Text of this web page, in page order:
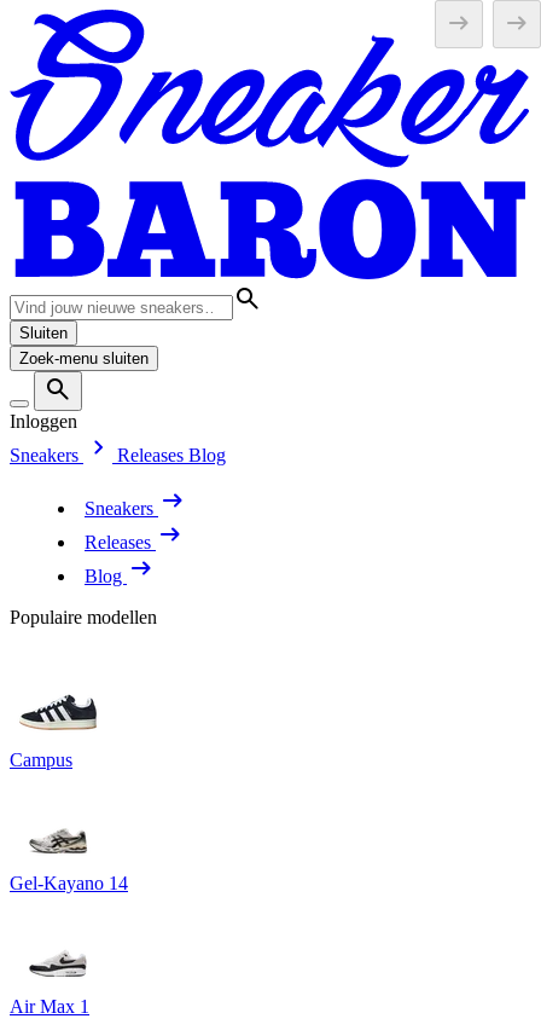
Sluiten
Zoek-menu sluiten
Inloggen
Sneakers
Releases Blog
Sneakers
Releases
Blog
Populaire modellen
Campus
Gel-Kayano 14
Air Max 1